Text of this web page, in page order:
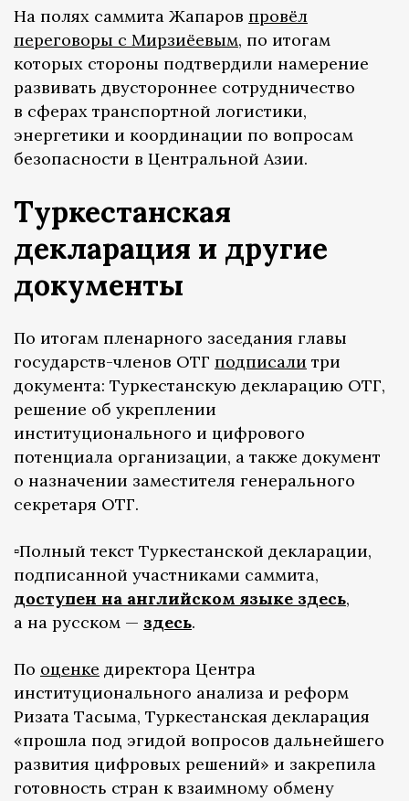
На полях саммита Жапаров провёл
переговоры с Мирзиёевым, по итогам
которых стороны подтвердили намерение
развивать двустороннее сотрудничество
в сферах транспортной логистики,
энергетики и координации по вопросам
безопасности в Центральной Азии.
Туркестанская
декларация и другие
документы
По итогам пленарного заседания главы
государств-членов ОТГ подписали три
документа: Туркестанскую декларацию ОТГ,
решение об укреплении
институционального и цифрового
потенциала организации, а также документ
о назначении заместителя генерального
секретаря ОТГ.
▫️Полный текст Туркестанской декларации,
подписанной участниками саммита,
доступен на английском языке здесь,
а на русском — здесь.
По оценке директора Центра
институционального анализа и реформ
Ризата Тасыма, Туркестанская декларация
«прошла под эгидой вопросов дальнейшего
развития цифровых решений» и закрепила
готовность стран к взаимному обмену